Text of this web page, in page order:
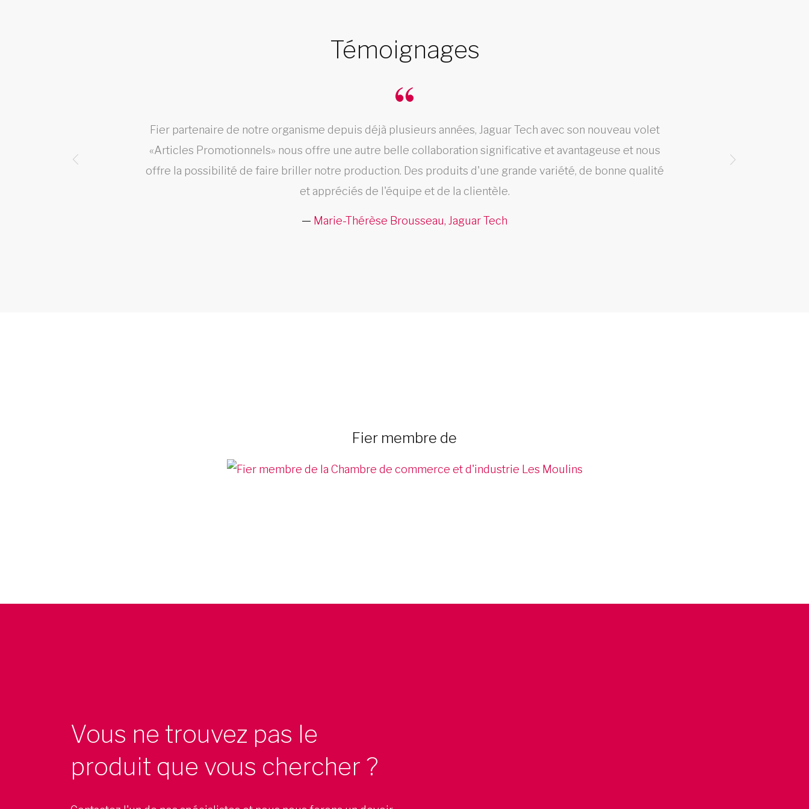
Témoignages
Fier partenaire de notre organisme depuis déjà plusieurs années, Jaguar Tech avec son nouveau volet
«Articles Promotionnels» nous offre une autre belle collaboration significative et avantageuse et nous
offre la possibilité de faire briller notre production. Des produits d'une grande variété, de bonne qualité
et appréciés de l'équipe et de la clientèle.
Marie-Thérèse Brousseau, Jaguar Tech
Fier membre de
Vous ne trouvez pas le
produit que vous chercher ?